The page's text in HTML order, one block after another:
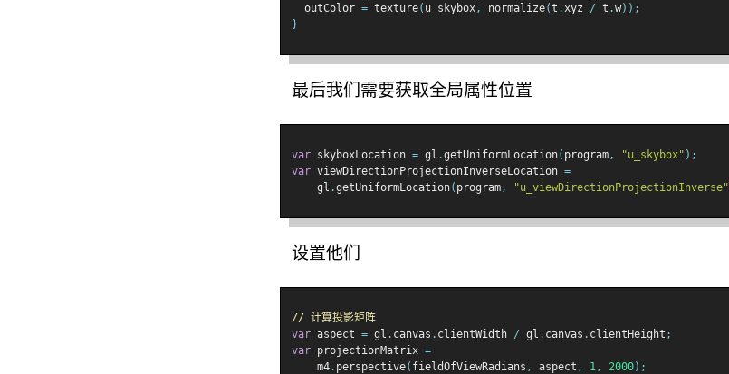
  outColor
= texture( u_skybox , normalize(t . xyz / t .w));
}
最后我们需要获取全局属性位置
var skyboxLocation = gl .getUniformLocation( program , "u_skybox" );
var viewDirectionProjectionInverseLocation =
    gl
.getUniformLocation( program , "u_viewDirectionProjectionInverse"
设置他们
// 计算投影矩阵
var aspect = gl . canvas . clientWidth / gl . canvas . clientHeight ;
var projectionMatrix =
    m4
. perspective( fieldOfViewRadians , aspect , 1 , 2000);